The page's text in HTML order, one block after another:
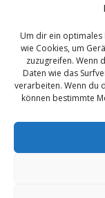
Um dir ein optimales
wie Cookies, um
zuzugreifen. Wenn
Daten wie das
verarbeiten. Wenn du
können bestimmte
© 2026